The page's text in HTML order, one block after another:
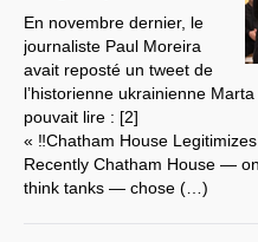
En novembre dernier, le
journaliste Paul Moreira
avait reposté un tweet de
l’historienne ukrainienne
pouvait lire : [2]
« ‼️Chatham House
Recently Chatham House —
think tanks — chose (…)